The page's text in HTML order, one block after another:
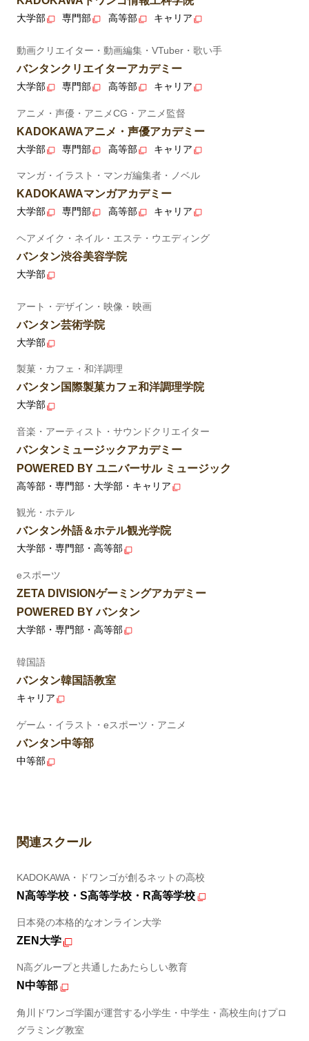
大学部 専門部 高等部 キャリア
動画クリエイター・動画編集・VTuber・歌い手
バンタンクリエイターアカデミー
大学部 専門部 高等部 キャリア
アニメ・声優・アニメCG・アニメ監督
KADOKAWAアニメ・声優アカデミー
大学部 専門部 高等部 キャリア
マンガ・イラスト・マンガ編集者・ノベル
KADOKAWAマンガアカデミー
大学部 専門部 高等部 キャリア
ヘアメイク・ネイル・エステ・ウエディング
バンタン渋谷美容学院
大学部
アート・デザイン・映像・映画
バンタン芸術学院
大学部
製菓・カフェ・和洋調理
バンタン国際製菓カフェ和洋調理学院
大学部
音楽・アーティスト・サウンドクリエイター
バンタンミュージックアカデミー
POWERED BY ユニバーサル ミュージック
高等部・専門部・大学部・キャリア
観光・ホテル
バンタン外語＆ホテル観光学院
大学部・専門部・高等部
eスポーツ
ZETA DIVISIONゲーミングアカデミー
POWERED BY バンタン
大学部・専門部・高等部
韓国語
バンタン韓国語教室
キャリア
ゲーム・イラスト・eスポーツ・アニメ
バンタン中等部
中等部
関連スクール
KADOKAWA・ドワンゴが創るネットの高校
N高等学校・S高等学校・R高等学校
日本発の本格的なオンライン大学
ZEN大学
N高グループと共通したあたらしい教育
N中等部
角川ドワンゴ学園が運営する小学生・中学生・高校生向けプロ
グラミング教室